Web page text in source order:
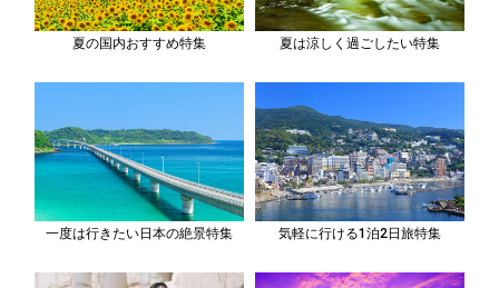
夏の国内おすすめ特集 夏は涼しく過ごしたい特集
一度は行きたい日本の絶景特集 気軽に行ける1泊2日旅特集